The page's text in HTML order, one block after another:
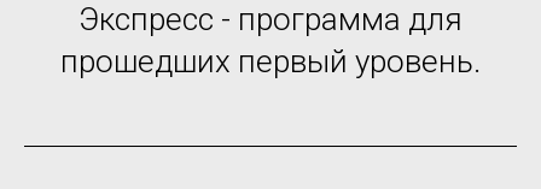
Экспресс - программа для
прошедших первый уровень.